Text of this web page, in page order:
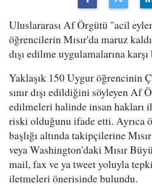
Uluslararası Af Örgütü "acil
öğrencilerin Mısır'da maruz
dışı edilme uygulamalarına
Yaklaşık 150 Uygur öğrencinin
sınır dışı edildiğini söyleyen Af
edilmeleri halinde insan hakları
riski olduğunu ifade etti. Ayrıca
başlığı altında takipçilerine
veya Washington'daki Mısır
mail, fax ve ya tweet yoluyla
iletmeleri önerisinde bulundu.